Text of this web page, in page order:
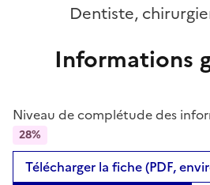
Dentiste,
Informations
Niveau de complétude des
28%
Télécharger la fiche (PDF,